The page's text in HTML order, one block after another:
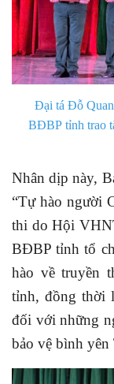
Đại tá Đỗ
BĐBP tỉnh trao
Nhân dịp này,
“Tự hào người
thi do Hội
BĐBP tỉnh tổ
hào về truyền
tỉnh, đồng thời
đối với những
bảo vệ bình yên